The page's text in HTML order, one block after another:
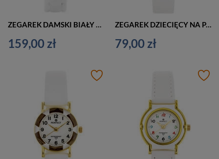
ZEGAREK DAMSKI BIAŁY PACIFIC A6004 - CERAMIKA (zy585a)
159,00 zł
ZEGAREK DZIECIĘCY NA PASKU BIAŁY PERFECT L248 - KOMUNIJNY (zp968f)
79,00 zł